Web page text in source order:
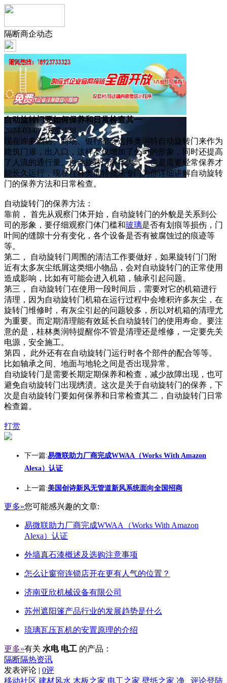
隔断商企动态
自动旋转门要如何保养和日常检查其一
2024-03-07 浏览:138
现在许多酒店、商场、银行都会选择奥润特自动旋转门来作为
建筑门扉，出入口，这样不仅增加了公司的形象，同时还提高
了人流的通行量。自动旋转门奢华大气，也是需要经常保养才
能长久运行，现在桂林奥润特就来专门为你详细讲解自动旋转
门的保养方法和日常检查。
自动旋转门的保养方法：
靠前， 首先从观察门体开始，自动旋转门的外貌是关系到公
司的形象，要仔细观察门体门槛和玻璃是否有划痕等损伤，门
叶间的缝隙十分有变化，各个设备是否有被腐蚀过的痕迹等
等。
第二， 自动旋转门周围的清洁工作要做好，如果旋转门门附
近有太多灰尘纸屑这类细小物品，会对自动旋转门的正常使用
造成影响，比如有可能会进入机箱，轴承引起问题。
第三， 自动旋转门在使用一段时间后，需要对它的机箱进行
清理，因为自动旋转门机箱在运行过程中会堆积许多灰尘，在
旋转门维修时，有灰尘引起的问题较多，所以对机箱的清理尤
为重要。而定期清理能有效延长自动旋转门的使用寿命。要注
意的是，桂林奥润特提醒你不管是清理还是维修，一定要先关
电源，安全施工。
第四， 此外还有在自动旋转门运行时各个部件的配合等等。
比如轴承之间、地面与地轮之间是否出现异常。
自动旋转门是需要长期定期保养和检查，减少故障出现，也可
避免自动旋转门出现绣渍。这次是关于自动旋转门的保养，下
次是自动旋转门要如何保养和日常检查其二，自动旋转门日常
检查篇。
打赏
下一篇:易微联助力厂商完成WWAA（Works With Amazon
Alexa）认证
上一篇:美国创诗新风无管道新风系统面向全国招商
更多»您可能感兴趣的文章:
易微联助力厂商完成WWAA（Works With Amazon
Alexa）认证
外墙真石漆概述及选购注意事项
怎么让窗帘连锁店开在更有人气的位置？
济南亚欣机械设备有限公司
苏州遮阳篷产品行业的发展趋势是什么
琉璃瓦压瓦机的安置原理的介绍
更多»有关 水电 电工 的产品：
隔断隔热资讯
发表评论 | 0评
评论登陆
移动社区 建材风水 木板之家 电工之家 壁纸之家 净